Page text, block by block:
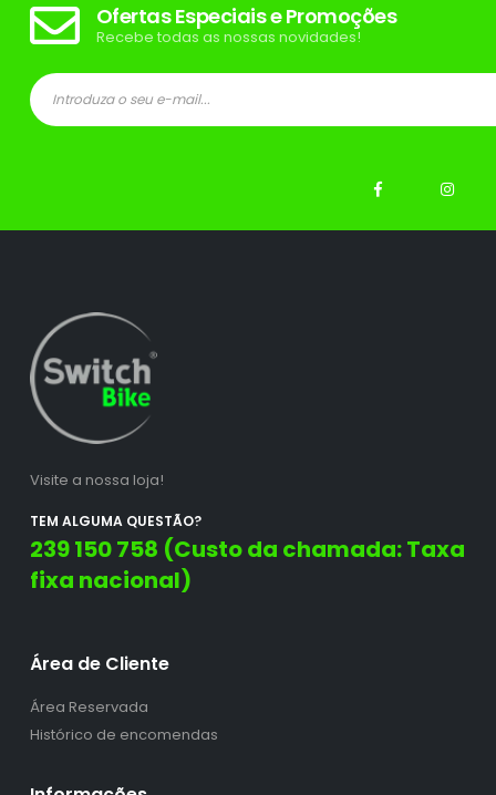
Ofertas Especiais e Promoções
Recebe todas as nossas novidades!
Visite a nossa loja!
TEM ALGUMA QUESTÃO?
239 150 758 (Custo da chamada: Taxa
fixa nacional)
Área de Cliente
Área Reservada
Histórico de encomendas